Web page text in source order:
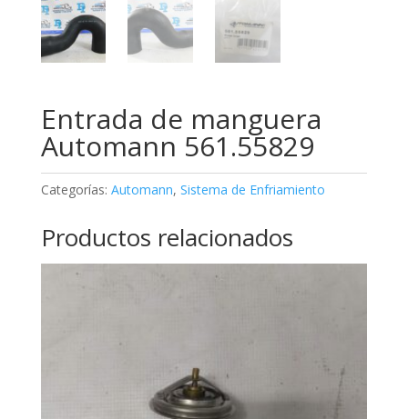
Entrada de manguera
Automann 561.55829
Categorías: Automann, Sistema de Enfriamiento
Productos relacionados